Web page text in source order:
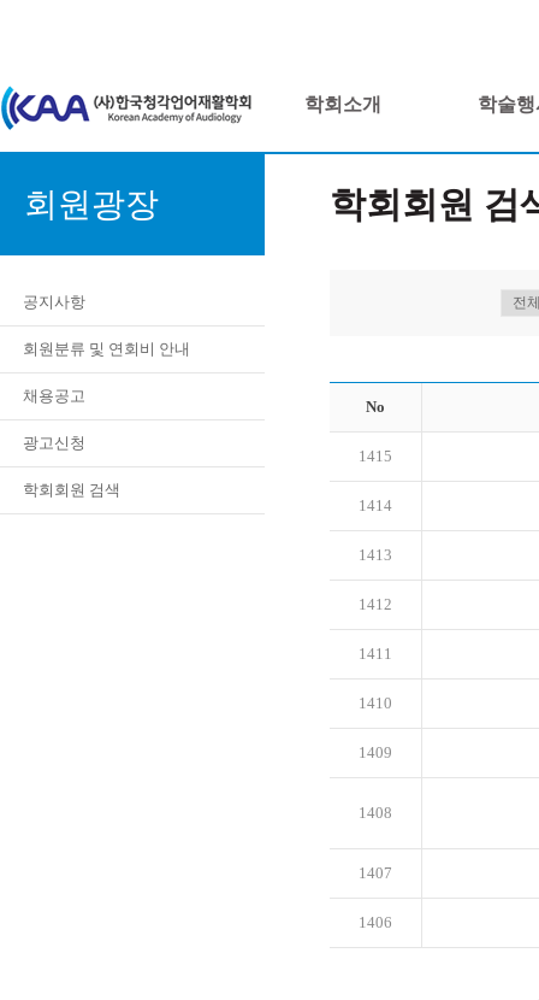
학회소개 학술행
회원광장
공지사항
회원분류 및 연회비 안내
채용공고
광고신청
학회회원 검색
학회회원 검
No
1415
1414
1413
1412
1411
1410
1409
1408
1407
1406